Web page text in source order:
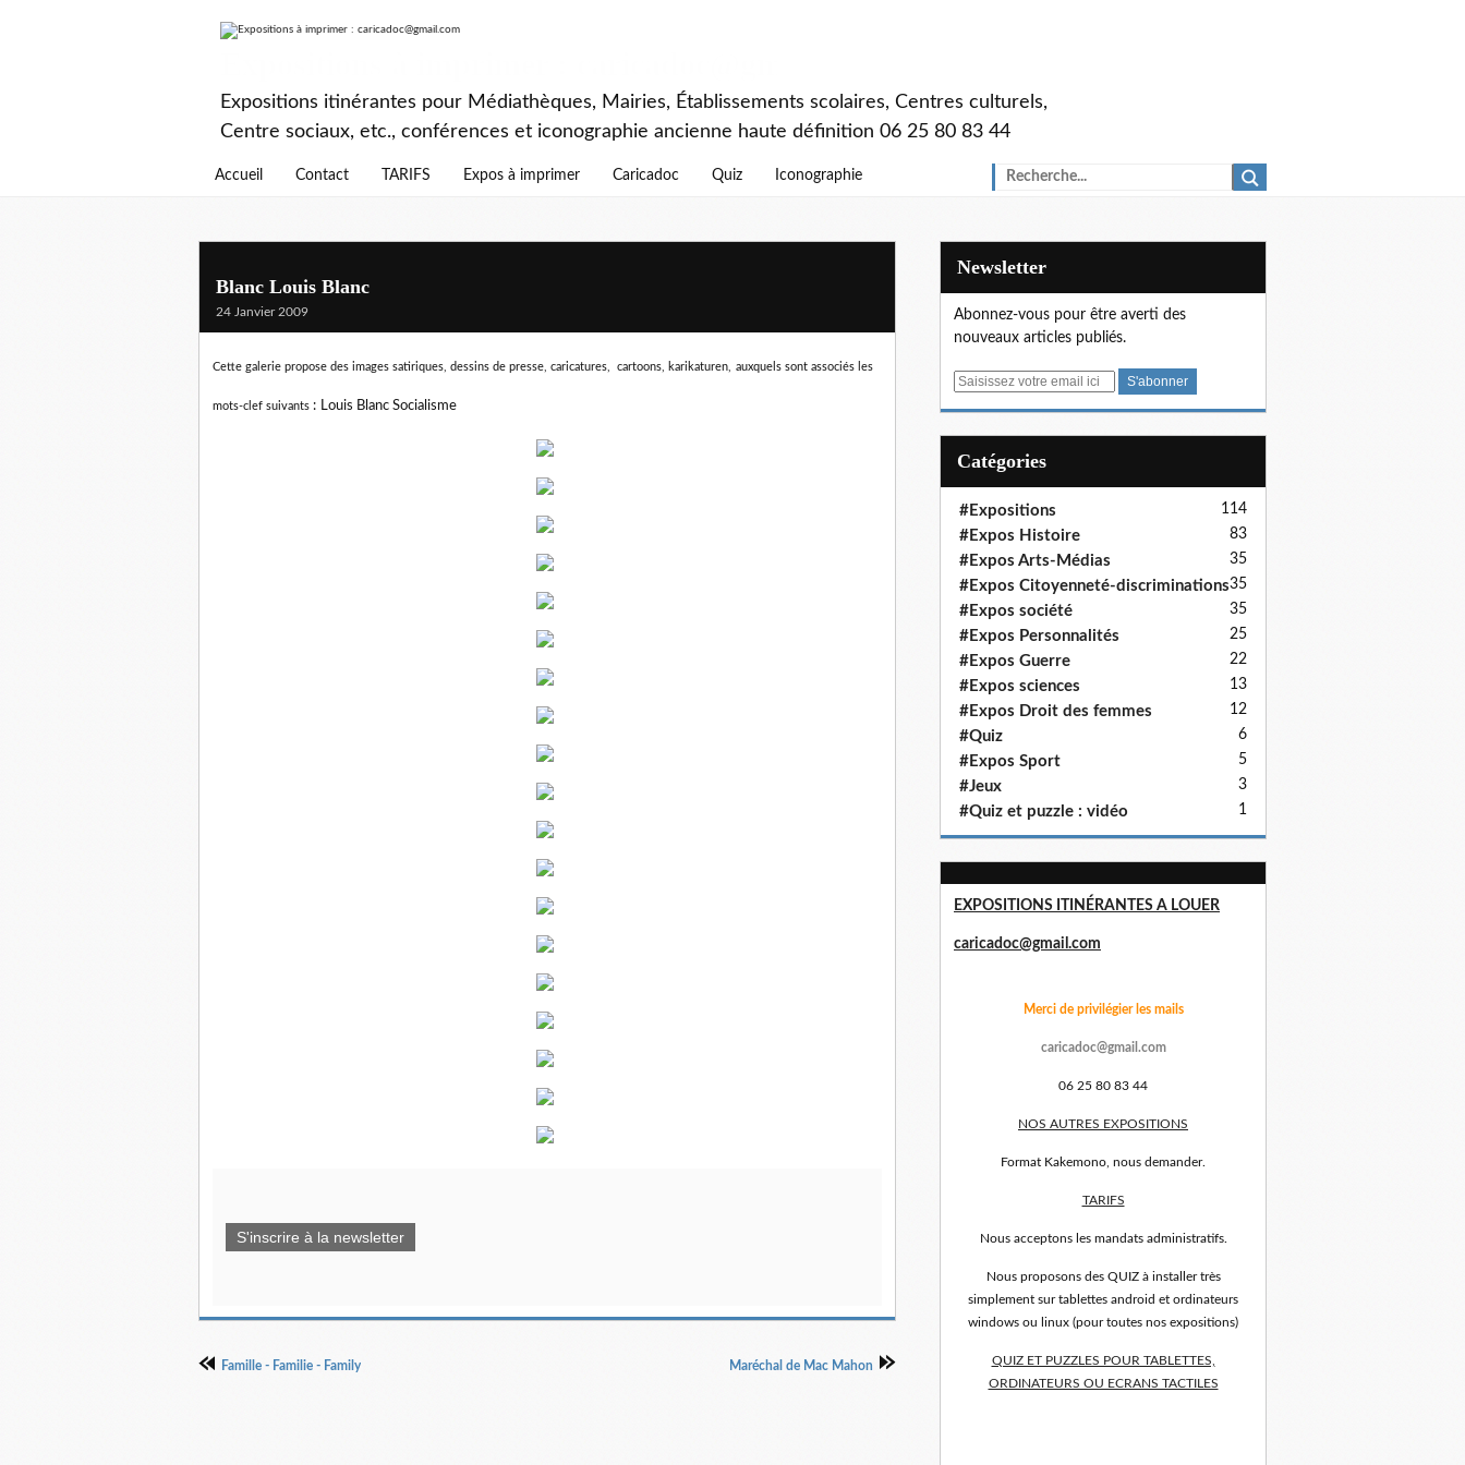
Expositions itinérantes pour Médiathèques, Mairies, Établissements scolaires, Centres culturels,
Centre sociaux, etc., conférences et iconographie ancienne haute définition 06 25 80 83 44
Accueil Contact TARIFS Expos à imprimer Caricadoc Quiz Iconographie
Blanc Louis Blanc
24 Janvier 2009
Cette galerie propose des images satiriques, dessins de presse, caricatures, cartoons, karikaturen, auxquels sont associés les
mots-clef suivants : Louis Blanc Socialisme
S'inscrire à la newsletter
Famille - Familie - Family Maréchal de Mac Mahon
Newsletter
Abonnez-vous pour être averti des
nouveaux articles publiés.
E
Catégories
#Expositions 114
#Expos Histoire 83
#Expos Arts-Médias 35
#Expos Citoyenneté-discriminations35
#Expos société 35
#Expos Personnalités 25
#Expos Guerre 22
#Expos sciences 13
#Expos Droit des femmes 12
#Quiz 6
#Expos Sport 5
#Jeux 3
#Quiz et puzzle : vidéo 1
EXPOSITIONS ITINÉRANTES A LOUER
caricadoc@gmail.com
Merci de privilégier les mails
caricadoc@gmail.com
06 25 80 83 44
NOS AUTRES EXPOSITIONS
Format Kakemono, nous demander.
TARIFS
Nous acceptons les mandats administratifs.
Nous proposons des QUIZ à installer très
simplement sur tablettes android et ordinateurs
windows ou linux (pour toutes nos expositions)
QUIZ ET PUZZLES POUR TABLETTES,
ORDINATEURS OU ECRANS TACTILES